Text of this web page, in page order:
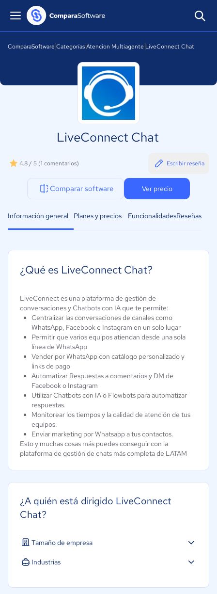
ComparaSoftware CategoríasAtencion Multiagente LiveConnect Chat
LiveConnect Chat
4.8 / 5 (1 comentarios) Escribir reseña
Comparar software Ver precio
Información general Planes y precios FuncionalidadesReseñas
¿Qué es LiveConnect Chat?
LiveConnect es una plataforma de gestión de
conversaciones y Chatbots con IA que te permite:
Centralizar las conversaciones de canales como
WhatsApp, Facebook e Instagram en un solo lugar
Permitir que varios equipos atiendan desde una sola
línea de WhatsApp
Vender por WhatsApp con catálogo personalizado y
links de pago
Automatizar Respuestas a comentarios y DM de
Facebook o Instagram
Utilizar Chatbots con IA o Flowbots para automatizar
respuestas.
Monitorear los tiempos y la calidad de atención de tus
equipos.
Enviar marketing por Whatsapp a tus contactos.
Esto y muchas cosas más puedes conseguir con la
plataforma de gestión de chats más completa de LATAM
¿A quién está dirigido LiveConnect
Chat?
Tamaño de empresa
Pequeña: 10 a 49 trabajadores
Industrias